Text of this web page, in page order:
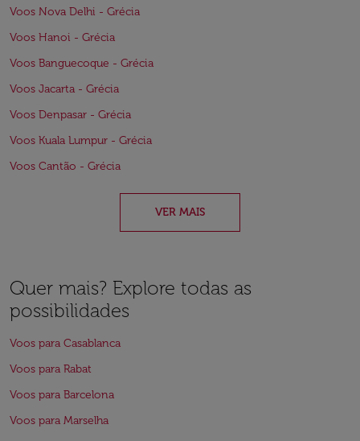
Voos Nova Delhi - Grécia
Voos Hanoi - Grécia
Voos Banguecoque - Grécia
Voos Jacarta - Grécia
Voos Denpasar - Grécia
Voos Kuala Lumpur - Grécia
Voos Cantão - Grécia
VER MAIS
Quer mais? Explore todas as
possibilidades
Voos para Casablanca
Voos para Rabat
Voos para Barcelona
Voos para Marselha